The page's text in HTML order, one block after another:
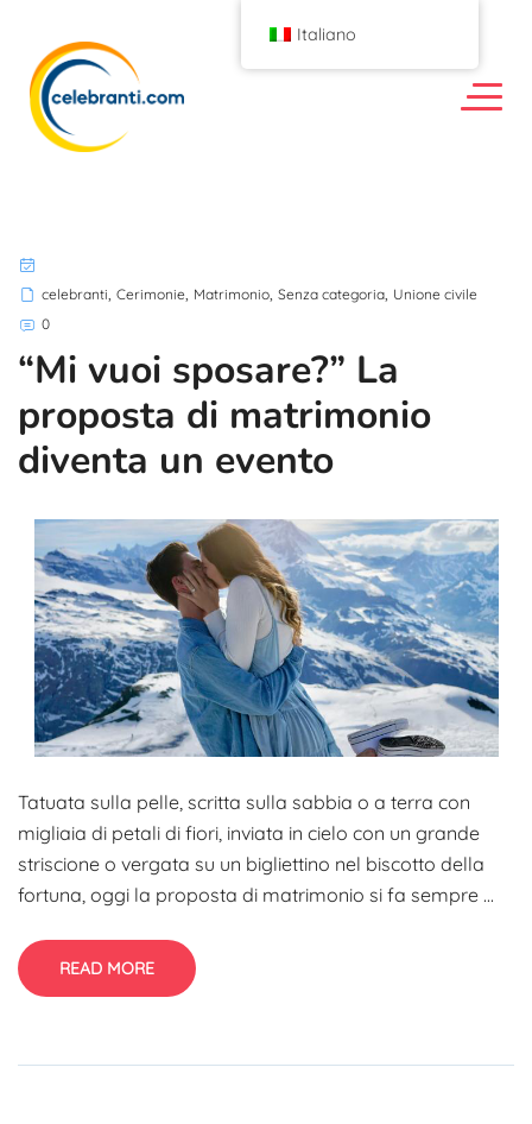
celebranti, Cerimonie, Matrimonio, Senza categoria, Unione civile
0
“Mi vuoi sposare?” La
proposta di matrimonio
diventa un evento
Tatuata sulla pelle, scritta sulla sabbia o a terra con
migliaia di petali di fiori, inviata in cielo con un grande
striscione o vergata su un bigliettino nel biscotto della
fortuna, oggi la proposta di matrimonio si fa sempre ...
READ MORE
Italiano